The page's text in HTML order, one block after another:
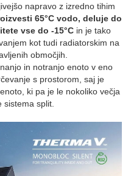
napravo z izredno tihim
65°C vodo, deluje do
vse do -15°C in je tako
kot tudi radiatorskim na
območjih.
in notranjo enoto v eno
s prostorom, saj je
ki pa je le nokoliko večja
split.